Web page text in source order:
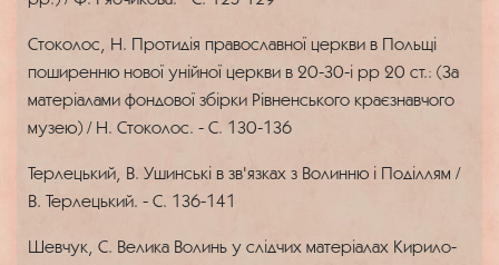
Стоколос, Н. Протидія православної церкви в Польщі
поширенню нової унійної церкви в 20-30-і рр 20 ст.: (За
матеріалами фондової збірки Рівненського краєзнавчого
музею) / Н. Стоколос. - С. 130-136
Терлецький, В. Ушинські в зв'язках з Волинню і Поділлям /
В. Терлецький. - С. 136-141
Шевчук, С. Велика Волинь у слідчих матеріалах Кирило-